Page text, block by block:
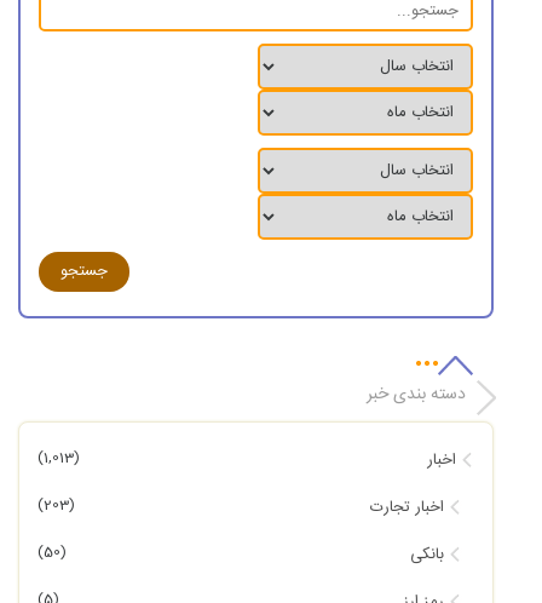
دسته بندی خبر
اخبار (1,013)
اخبار تجارت (203)
بانکی (50)